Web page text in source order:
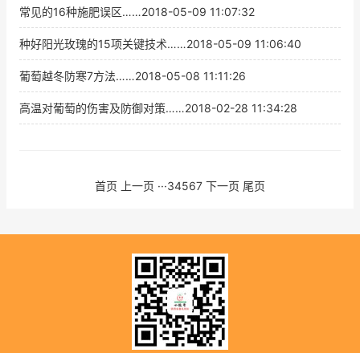
葡萄晚霜为害与防霜栽培
常见的16种施肥误区……2018-05-09 11:07:32
常见的16种施肥误区
种好阳光玫瑰的15项关键技术……2018-05-09 11:06:40
种好阳光玫瑰的15项关键技术
葡萄越冬防寒7方法……2018-05-08 11:11:26
葡萄越冬防寒7方法
高温对葡萄的伤害及防御对策……2018-02-28 11:34:28
首页 上一页 ···34567 下一页 尾页